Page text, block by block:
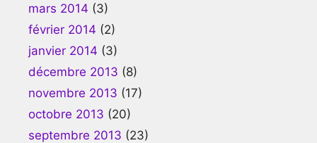
mars 2014 (3)
février 2014 (2)
janvier 2014 (3)
décembre 2013 (8)
novembre 2013 (17)
octobre 2013 (20)
septembre 2013 (23)